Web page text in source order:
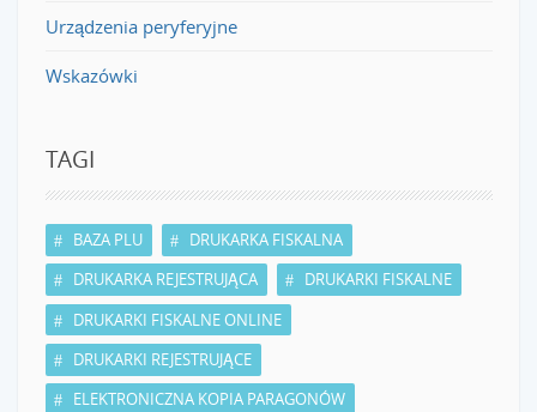
Urządzenia peryferyjne
Wskazówki
TAGI
BAZA PLU
DRUKARKA FISKALNA
DRUKARKA REJESTRUJĄCA
DRUKARKI FISKALNE
DRUKARKI FISKALNE ONLINE
DRUKARKI REJESTRUJĄCE
ELEKTRONICZNA KOPIA PARAGONÓW